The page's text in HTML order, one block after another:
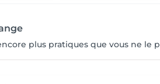
plus pratiques que vous ne le